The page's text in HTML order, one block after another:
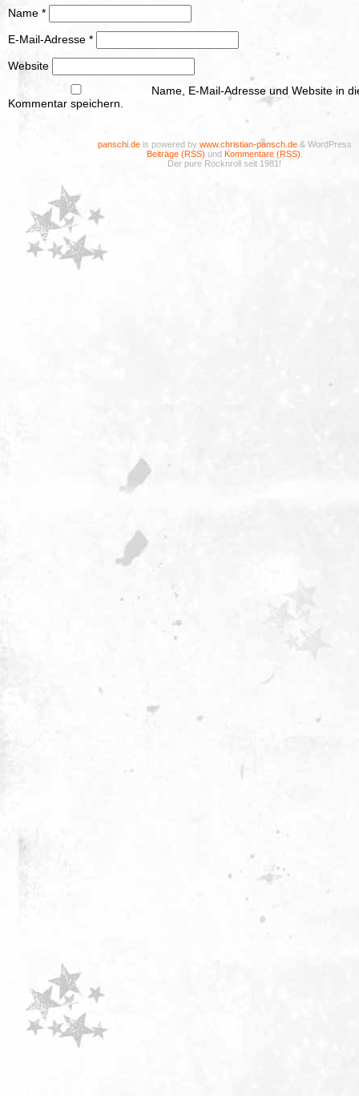
Name *
E-Mail-Adresse *
Website
Name, E-Mail-Adresse und Website in
Kommentar speichern.
panschi.deis powered by www.christian-pansch.de& WordPress
Beiträge (RSS) und Kommentare (RSS)
Der pure Rocknroll seit 1981!